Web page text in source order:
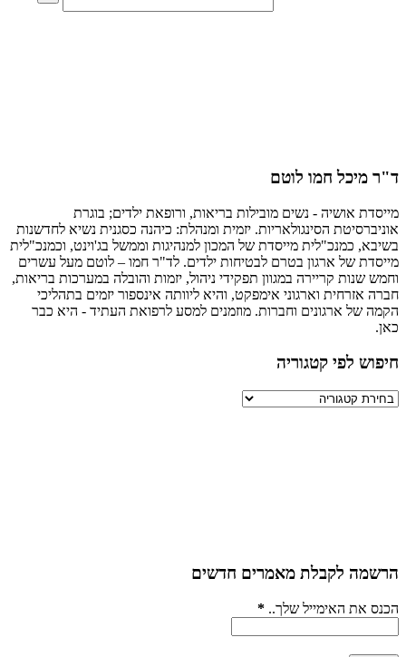
חמו לוטם
אושיה - נשים מובילות בריאות, ורופאת ילדים; בוגרת
הסינגולאריות. יזמית ומנהלת: כיהנה כסגנית נשיא לחדשנות
כמנכ"לית מייסדת של המכון למנהיגות וממשל בג'וינט, וכמנכ"לית
של ארגון בטרם לבטיחות ילדים. לד"ר חמו – לוטם מעל עשרים
קריירה במגוון תפקידי ניהול, יזמות והובלה במערכות בריאות,
וארגוני אימפקט, והיא ליוותה אינספור יזמים בתהליכי
של ארגונים וחברות. מוזמנים למסע לרפואת העתיד - היא כבר
לפי קטגוריה
לקבלת מאמרים חדשים
את האימייל שלך.. *